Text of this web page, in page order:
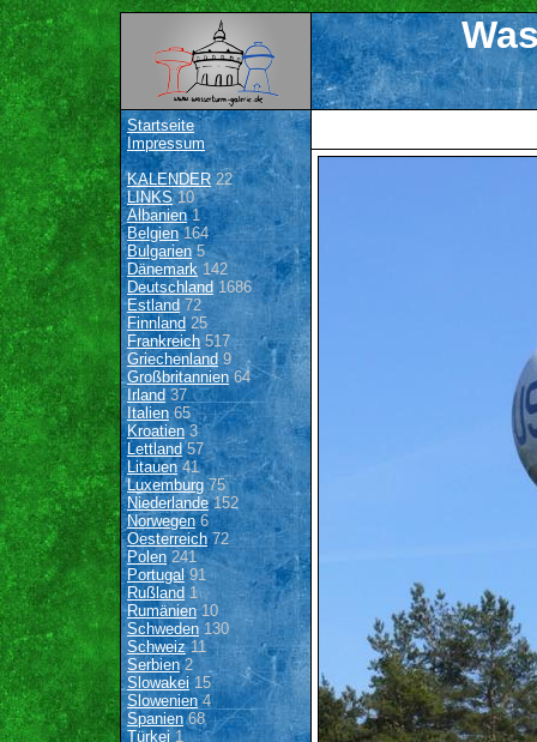
Startseite
Impressum
KALENDER22
LINKS10
Albanien1
Belgien164
Bulgarien 5
Dänemark142
Deutschland 1686
Estland 72
Finnland 25
Frankreich517
Griechenland9
Großbritannien64
Irland 37
Italien65
Kroatien3
Lettland57
Litauen41
Luxemburg 75
Niederlande152
Norwegen6
Oesterreich72
Polen 241
Portugal91
Rußland 1
Rumänien10
Schweden 130
Schweiz11
Serbien2
Slowakei15
Slowenien4
Spanien68
Türkei1